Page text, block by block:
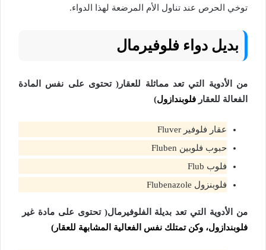
توخي الحرص عند تناول الأم المرضعة لهذا الدواء.
بديل دواء فلوفيرمال
من الأدوية التي تعد مماثلة للعقار( تحتوى على نفس المادة
الفعالة للعقار فلوبندازول)
عقار فلوفير Fluver
حبوب فلوبين Fluben
فلوب Flub
فلوبنزول Flubenazole
من الأدوية التي تعد بديلة الفلوفيرمال( تحتوى على مادة غير
فلوبندازول، وكن تمتلك نفس الفعالية المشابهة للعقار)